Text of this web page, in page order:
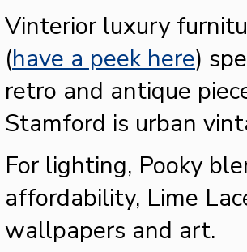
Vinterior luxury
(have a peek here)
retro and antique
Stamford is urban
For lighting, Pooky
affordability, Lime
wallpapers and art.